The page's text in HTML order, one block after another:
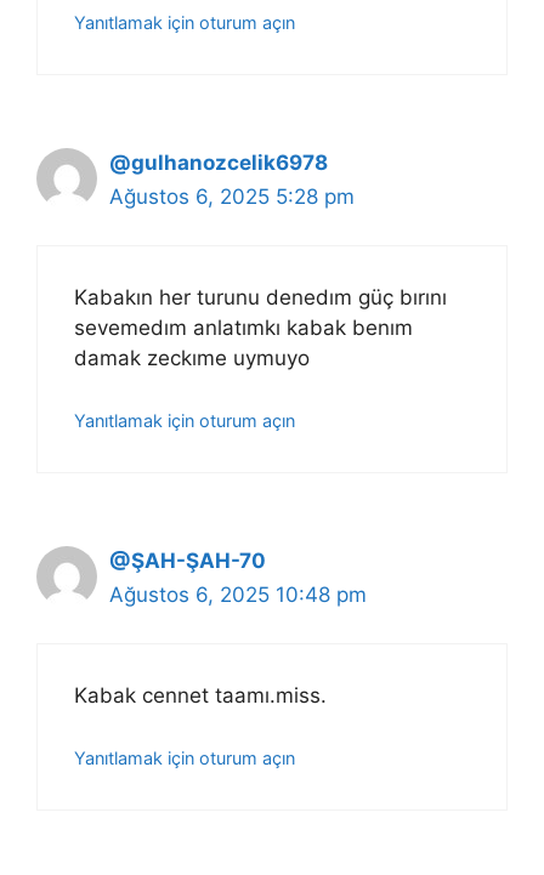
Yanıtlamak için oturum açın
@gulhanozcelik6978
Ağustos 6, 2025 5:28 pm
Kabakın her turunu denedım güç bırını
sevemedım anlatımkı kabak benım
damak zeckıme uymuyo
Yanıtlamak için oturum açın
@ŞAH-ŞAH-70
Ağustos 6, 2025 10:48 pm
Kabak cennet taamı.miss.
Yanıtlamak için oturum açın